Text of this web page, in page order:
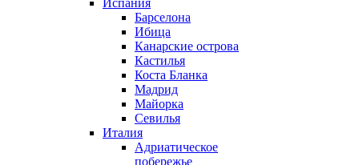
Барселона
Ибица
Канарские острова
Кастилья
Коста Бланка
Мадрид
Майорка
Севилья
Италия
Адриатическое
побережье